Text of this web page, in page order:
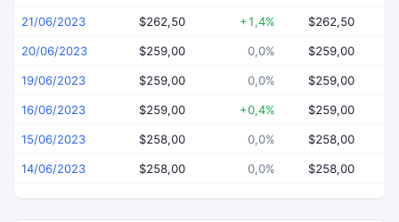
21/06/2023 $262,50 +1,4% $262,50
20/06/2023 $259,00 0,0% $259,00
19/06/2023 $259,00 0,0% $259,00
16/06/2023 $259,00 +0,4% $259,00
15/06/2023 $258,00 0,0% $258,00
14/06/2023 $258,00 0,0% $258,00